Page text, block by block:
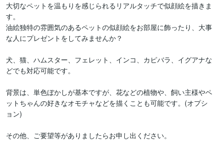
大切なペットを温もりを感じられるリアルタッチで似顔絵を描きま
す。
油絵独特の雰囲気のあるペットの似顔絵をお部屋に飾ったり、大事
な人にプレゼントをしてみませんか？
犬、猫、ハムスター、フェレット、インコ、カピバラ、イグアナな
どでも対応可能です。
背景は、単色ぼかしが基本ですが、花などの植物や、飼い主様やペ
ットちゃんの好きなオモチャなどを描くことも可能です。(オプシ
ョン)
その他、ご要望等がありましたらお申し出ください。